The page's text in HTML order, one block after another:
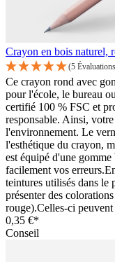
Crayon en bois naturel,
(5
Ce crayon rond avec
pour l'école, le bureau
certifié 100 % FSC et
responsable. Ainsi,
l'environnement. Le
l'esthétique du crayon,
est équipé d'une
facilement vos
teintures utilisés dans le
présenter des
rouge).Celles-ci
0,35 €*
Conseil